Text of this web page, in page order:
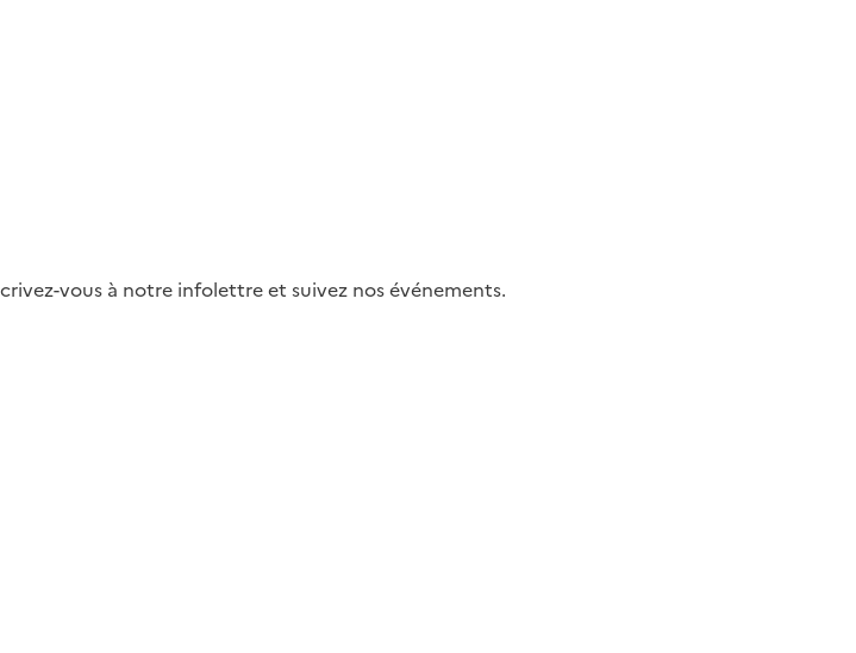
vous à notre infolettre et suivez nos événements.